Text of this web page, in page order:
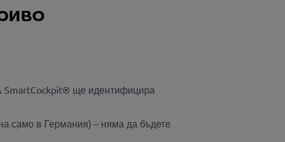
SmartCockpit® ще идентифицира
само в Германия) – няма да бъдете